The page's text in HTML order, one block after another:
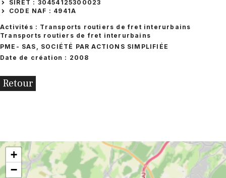
SIRET : 30454125300023
CODE NAF : 4941A
Activités : Transports routiers de fret interurbains
Transports routiers de fret interurbains
PME - SAS, SOCIÉTÉ PAR ACTIONS SIMPLIFIÉE
Date de création : 2008
Retour
+
−